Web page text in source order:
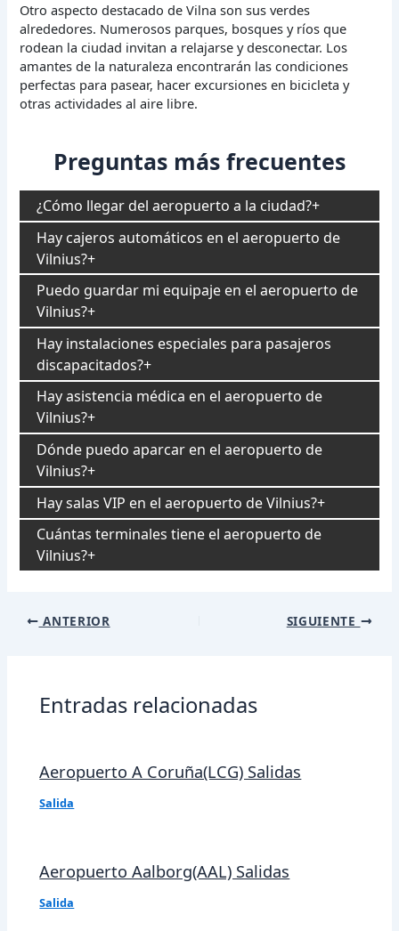
Otro aspecto destacado de Vilna son sus verdes
alrededores. Numerosos parques, bosques y ríos que
rodean la ciudad invitan a relajarse y desconectar. Los
amantes de la naturaleza encontrarán las condiciones
perfectas para pasear, hacer excursiones en bicicleta y
otras actividades al aire libre.
Preguntas más frecuentes
¿Cómo llegar del aeropuerto a la ciudad?
Hay cajeros automáticos en el aeropuerto de
Vilnius?
Puedo guardar mi equipaje en el aeropuerto de
Vilnius?
Hay instalaciones especiales para pasajeros
discapacitados?
Hay asistencia médica en el aeropuerto de
Vilnius?
Dónde puedo aparcar en el aeropuerto de
Vilnius?
Hay salas VIP en el aeropuerto de Vilnius?
Cuántas terminales tiene el aeropuerto de
Vilnius?
Navegación
ANTERIOR SIGUIENTE
Entradas relacionadas
Aeropuerto A Coruña(LCG) Salidas
Salida
Aeropuerto Aalborg(AAL) Salidas
Salida